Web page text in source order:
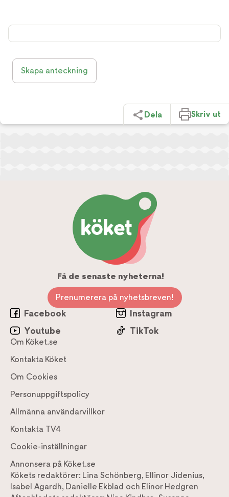
Skapa anteckning
Dela Skriv ut
Få de senaste nyheterna!
Prenumerera på nyhetsbreven!
Facebook
Instagram
Youtube
TikTok
Om Köket.se
Kontakta Köket
Om Cookies
Personuppgiftspolicy
Allmänna användarvillkor
Kontakta TV4
Cookie-inställningar
Annonsera på Köket.se
Kökets redaktörer: Lina Schönberg, Ellinor Jidenius,
Isabel Agardh, Danielle Ekblad och Elinor Hedgren